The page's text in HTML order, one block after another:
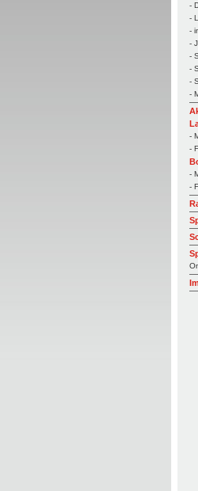
-
-
-
-
-
-
-
-
-
-
-
-